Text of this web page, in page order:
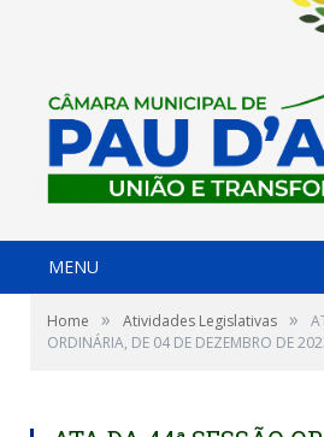
MENU
Home » Atividades Legislativas »
ORDINÁRIA, DE 04 DE DEZEMBRO DE